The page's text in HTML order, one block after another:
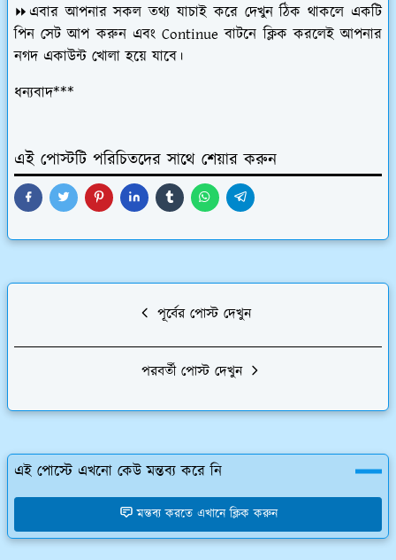
⏩এবার আপনার সকল তথ্য যাচাই করে দেখুন ঠিক থাকলে একটি
পিন সেট আপ করুন এবং Continue বাটনে ক্লিক করলেই আপনার
নগদ একাউন্ট খোলা হয়ে যাবে।
ধন্যবাদ***
এই পোস্টটি পরিচিতদের সাথে শেয়ার করুন
পূর্বের পোস্ট দেখুন
পরবর্তী পোস্ট দেখুন
এই পোস্টে এখনো কেউ মন্তব্য করে নি
মন্তব্য করতে এখানে ক্লিক করুন